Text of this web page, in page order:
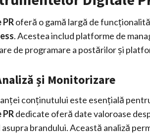
oferă o gamă largă de
. Acestea includ platforme de
de programare a postărilor și
și Monitorizare
conținutului este esențială
dedicate oferă date valoroase
brandului. Această analiză